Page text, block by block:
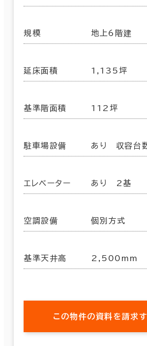
規模 地上6階建
延床面積 1,135坪
基準階面積 112坪
駐車場設備 あり 収容台
エレベーター あり 2基
空調設備 個別方式
基準天井高 2,500mm
この物件の資料を請求